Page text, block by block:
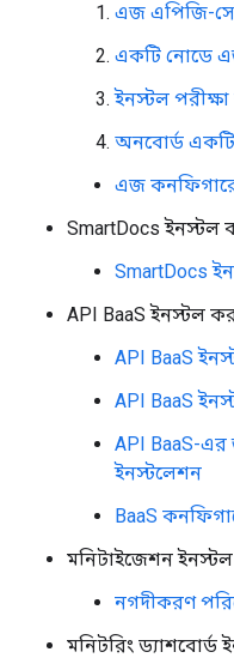
এজ এপিজি-
একটি নোডে
ইনস্টল
অনবোর্ড একটি
এজ
SmartDocs ইনস্টল
SmartDocs
API BaaS ইনস্টল
API BaaS
API BaaS
API BaaS-এর
ইনস্টলেশন
BaaS
মনিটাইজেশন
নগদীকরণ
মনিটরিং